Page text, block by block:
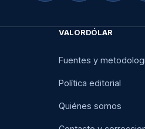
VALORDÓLAR
Fuentes y
Política editorial
Quiénes somos